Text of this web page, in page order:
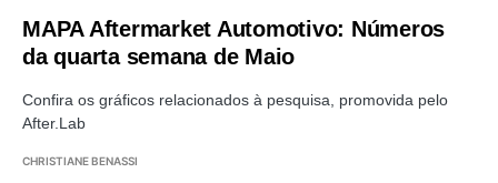
MAPA Aftermarket Automotivo: Números
da quarta semana de Maio
Confira os gráficos relacionados à pesquisa, promovida pelo
After.Lab
CHRISTIANE BENASSI